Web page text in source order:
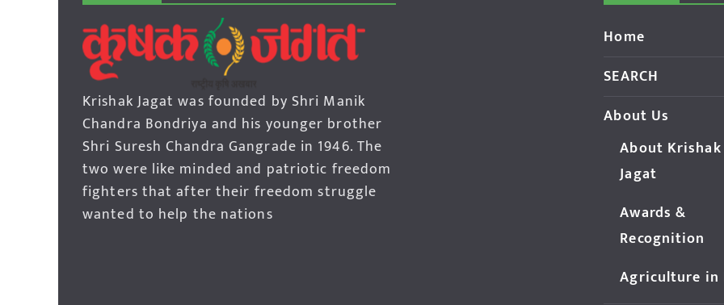
Krishak Jagat was founded by Shri Manik
Chandra Bondriya and his younger brother
Shri Suresh Chandra Gangrade in 1946. The
two were like minded and patriotic freedom
fighters that after their freedom struggle
wanted to help the nations
Home
SEARCH
About Us
About Krishak
Jagat
Awards &
Recognition
Agriculture in